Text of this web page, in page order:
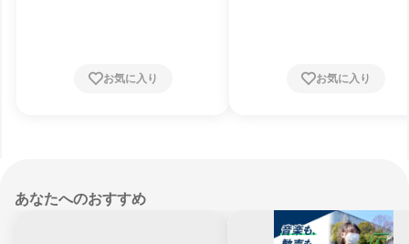
お気に入り お気に入り
あなたへのおすすめ